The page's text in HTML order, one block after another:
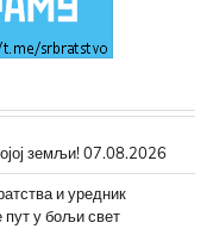
земљи!07.08.2026
и уредник
пут у бољи свет